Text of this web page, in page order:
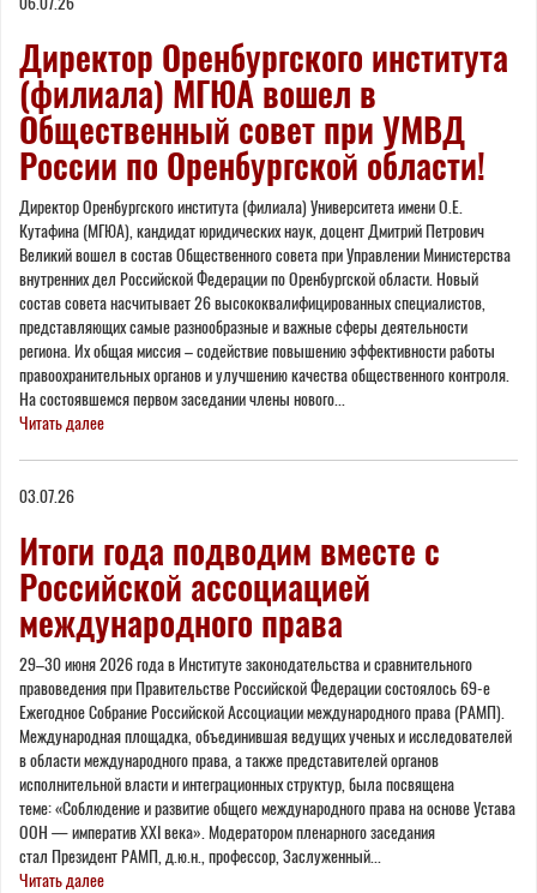
Директор Оренбургского института
(филиала) МГЮА вошел в
Общественный совет при УМВД
России по Оренбургской области!
Директор Оренбургского института (филиала) Университета имени О.Е.
Кутафина (МГЮА), кандидат юридических наук, доцент Дмитрий Петрович
Великий вошел в состав Общественного совета при Управлении Министерства
внутренних дел Российской Федерации по Оренбургской области. Новый
состав совета насчитывает 26 высококвалифицированных специалистов,
представляющих самые разнообразные и важные сферы деятельности
региона. Их общая миссия – содействие повышению эффективности работы
правоохранительных органов и улучшению качества общественного контроля.
На состоявшемся первом заседании члены нового...
Читать далее
03.07.26
Итоги года подводим вместе с
Российской ассоциацией
международного права
29–30 июня 2026 года в Институте законодательства и сравнительного
правоведения при Правительстве Российской Федерации состоялось 69-е
Ежегодное Собрание Российской Ассоциации международного права (РАМП).
Международная площадка, объединившая ведущих ученых и исследователей
в области международного права, а также представителей органов
исполнительной власти и интеграционных структур, была посвящена
теме: «Соблюдение и развитие общего международного права на основе Устава
ООН — императив XXI века». Модератором пленарного заседания
стал Президент РАМП, д.ю.н., профессор, Заслуженный...
Читать далее